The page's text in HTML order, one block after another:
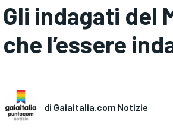
Gli indagati del
che l’essere
di Gaiaitalia.com Notizie